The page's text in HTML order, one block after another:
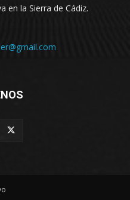
en la Sierra de Cádiz.